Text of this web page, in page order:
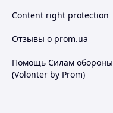
Content right protection
Отзывы о prom.ua
Помощь Силам обороны
(Volonter by Prom)